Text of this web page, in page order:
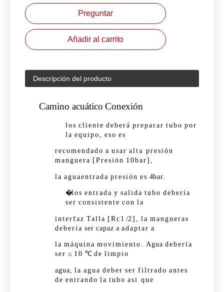
Preguntar
Añadir al carrito
Descripción del producto
Camino acuático Conexión
los cliente deberá preparar tubo por
la equipo, eso es
recomendado a usar alta presión
manguera [Presión 10bar],
la aguaentrada presión es 4bar.
�los entrada y salida tubo debería
ser consistente con la
interfaz Talla [Rc 1 /2], la mangueras
debería ser capaz a adaptar a
la máquina movimiento. Agua debería
ser ≤ 10 ℃ de limpio
agua, la agua deber ser filtrado antes
de entrando la tubo asi que